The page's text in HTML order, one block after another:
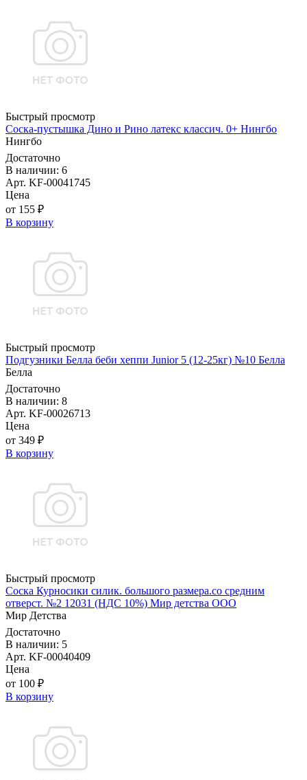
Быстрый просмотр
Соска-пустышка Дино и Рино латекс классич. 0+ Нингбо
Нингбо
Достаточно
В наличии: 6
Арт. KF-00041745
Цена
от 155 ₽
В корзину
Быстрый просмотр
Подгузники Белла беби хеппи Junior 5 (12-25кг) №10 Белла
Белла
Достаточно
В наличии: 8
Арт. KF-00026713
Цена
от 349 ₽
В корзину
Быстрый просмотр
Соска Курносики силик. большого размера.со средним
отверст. №2 12031 (НДС 10%) Мир детства ООО
Мир Детства
Достаточно
В наличии: 5
Арт. KF-00040409
Цена
от 100 ₽
В корзину